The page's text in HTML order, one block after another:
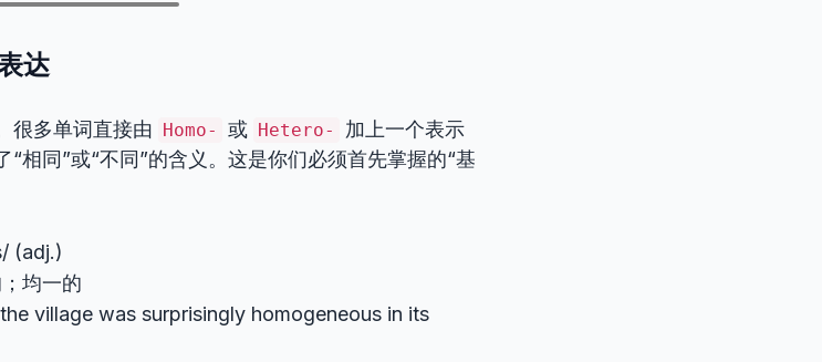
达
很多单词直接由 Homo- 或 Hetero-
加上一个表示
相同”或“不同”的含义。这是你们必须首先掌握的“基
(adj.)
均一的
village was surprisingly homogeneous in its